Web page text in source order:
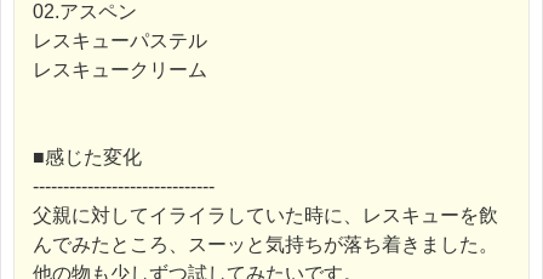
02.アスペン
レスキューパステル
レスキュークリーム
■感じた変化
------------------------------
父親に対してイライラしていた時に、レスキューを飲
んでみたところ、スーッと気持ちが落ち着きました。
他の物も少しずつ試してみたいです。